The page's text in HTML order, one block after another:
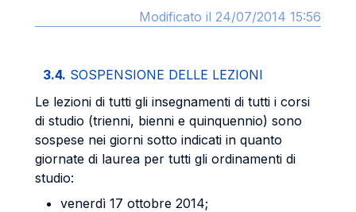
Modificato il 24/07/2014 15:56
3.4. SOSPENSIONE DELLE LEZIONI
Le lezioni di tutti gli insegnamenti di tutti i corsi
di studio (trienni, bienni e quinquennio) sono
sospese nei giorni sotto indicati in quanto
giornate di laurea per tutti gli ordinamenti di
studio:
venerdì 17 ottobre 2014;